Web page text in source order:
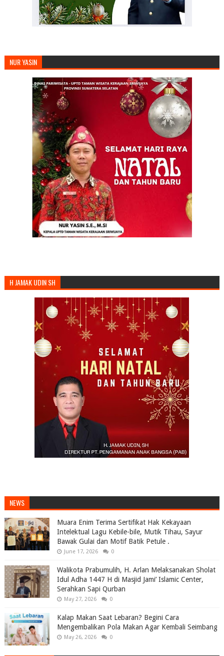
NUR YASIN
H JAMAK UDIN SH
NEWS
Muara Enim Terima Sertifikat Hak Kekayaan
Intelektual Lagu Kebile-bile, Mutik Tihau, Sayur
Bawak Gulai dan Motif Batik Petule .
June 17, 2026 0
Walikota Prabumulih, H. Arlan Melaksanakan Sholat
Idul Adha 1447 H di Masjid Jami’ Islamic Center,
Serahkan Sapi Qurban
May 27, 2026 0
Kalap Makan Saat Lebaran? Begini Cara
Mengembalikan Pola Makan Agar Kembali Seimbang
May 26, 2026 0